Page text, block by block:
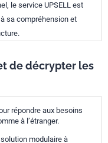
le service UPSELL est
sa compréhension et
de décrypter les
répondre aux besoins
à l’étranger.
modulaire à